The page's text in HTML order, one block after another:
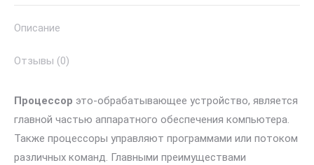
GHz,
12MB,
LGA1200,
Lake
Описание
Отзывы (0)
Процессор это-обрабатывающее устройство, является
главной частью аппаратного обеспечения компьютера.
Также процессоры управляют программами или потоком
различных команд. Главными преимуществами